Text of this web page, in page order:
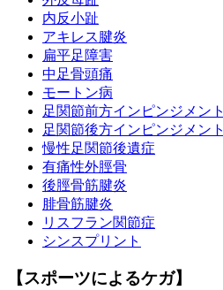
内反小趾
アキレス腱炎
扁平足障害
中足骨頭痛
モートン病
足関節前方インピンジメント
足関節後方インピンジメント
慢性足関節後遺症
有痛性外脛骨
後脛骨筋腱炎
腓骨筋腱炎
リスフラン関節症
シンスプリント
【スポーツによるケガ】